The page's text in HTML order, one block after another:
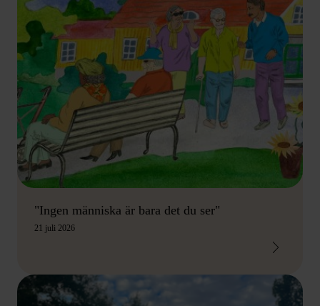
"Ingen människa är bara det du ser"
21 juli 2026